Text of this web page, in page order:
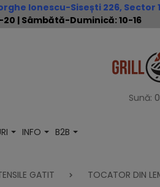
Ionescu-Sisești 226, Sector
| Sâmbătă-Duminică: 10-16
Sună:
INFO
B2B
GATIT TOCATOR DIN